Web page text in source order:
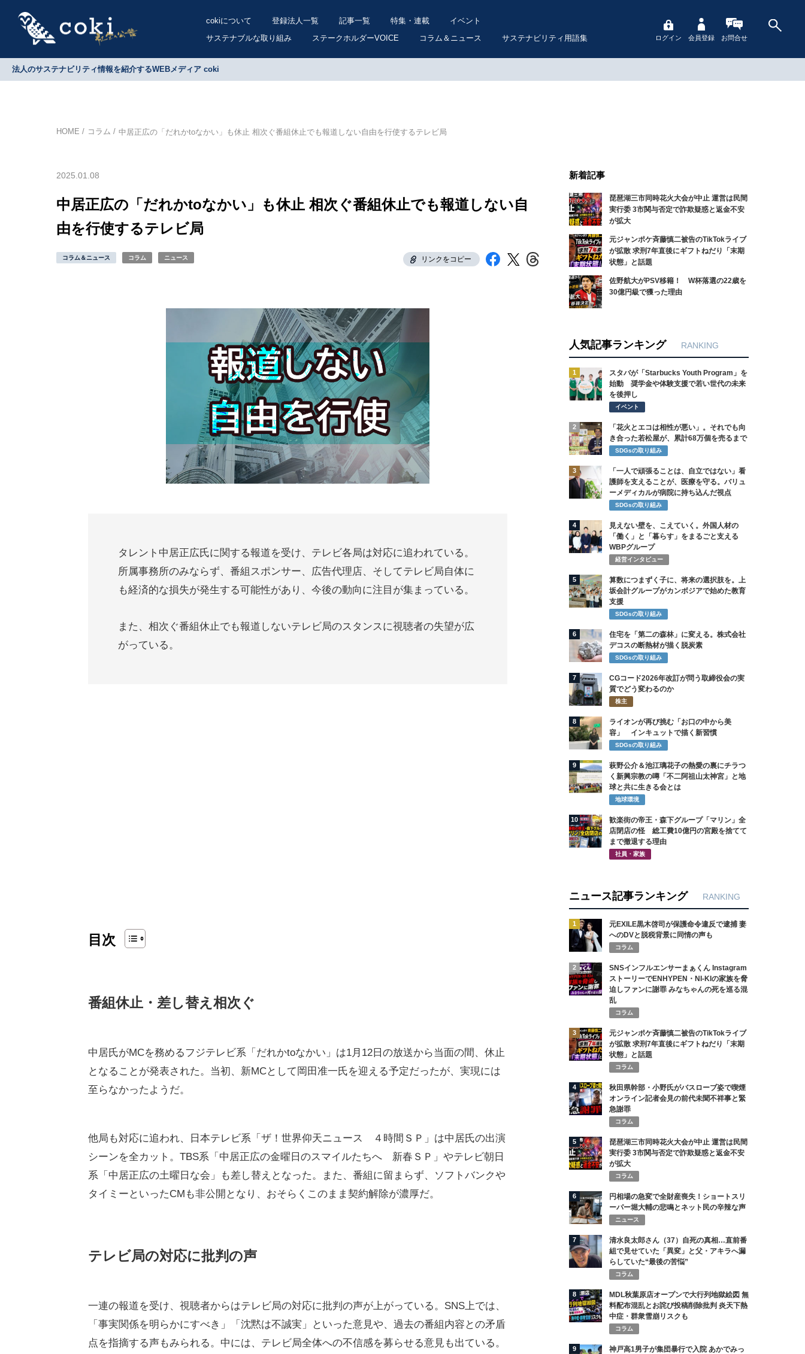
cokiについて 登録法人一覧 記事一覧 特集・連載
イベント
サステナブルな取り組み
ステークホルダーVOICE コラム＆ニュース サステナビリティ用語集 ログイン 会員登録 お問合せ
法人のサステナビリティ情報を紹介するWEBメディア coki
HOME コラム 中居正広の「だれかtoなかい」も休止 相次ぐ番組休止でも報道しない自由を行使するテレビ局
2025.01.08
中居正広の「だれかtoなかい」も休止 相次ぐ番組休止でも報道しない自
由を行使するテレビ局
コラム＆ニュース コラム ニュース リンクをコピー
タレント中居正広氏に関する報道を受け、テレビ各局は対応に追われている。
所属事務所のみならず、番組スポンサー、広告代理店、そしてテレビ局自体に
も経済的な損失が発生する可能性があり、今後の動向に注目が集まっている。
また、相次ぐ番組休止でも報道しないテレビ局のスタンスに視聴者の失望が広
がっている。
目次
番組休止・差し替え相次ぐ
中居氏がMCを務めるフジテレビ系「だれかtoなかい」は1月12日の放送から当面の間、休止
となることが発表された。当初、新MCとして岡田准一氏を迎える予定だったが、実現には
至らなかったようだ。
他局も対応に追われ、日本テレビ系「ザ！世界仰天ニュース ４時間ＳＰ」は中居氏の出演
シーンを全カット。TBS系「中居正広の金曜日のスマイルたちへ 新春ＳＰ」やテレビ朝日
系「中居正広の土曜日な会」も差し替えとなった。また、番組に留まらず、ソフトバンクや
タイミーといったCMも非公開となり、おそらくこのまま契約解除が濃厚だ。
テレビ局の対応に批判の声
一連の報道を受け、視聴者からはテレビ局の対応に批判の声が上がっている。SNS上では、
「事実関係を明らかにすべき」「沈黙は不誠実」といった意見や、過去の番組内容との矛盾
点を指摘する声もみられる。中には、テレビ局全体への不信感を募らせる意見も出ている。
新着記事
琵琶湖三市同時花火大会が中止 運営は民間
実行委 3市関与否定で詐欺疑惑と返金不安
が拡大
元ジャンポケ斉藤慎二被告のTikTokライブ
が拡散 求刑7年直後にギフトねだり「末期
状態」と話題
佐野航大がPSV移籍！ W杯落選の22歳を
30億円級で獲った理由
人気記事ランキング RANKING
1
スタバが「Starbucks Youth Program」を
始動 奨学金や体験支援で若い世代の未来
を後押し
イベント
2
「花火とエコは相性が悪い」。それでも向
き合った若松屋が、累計68万個を売るまで
SDGsの取り組み
3
「一人で頑張ることは、自立ではない」看
護師を支えることが、医療を守る。バリュ
ーメディカルが病院に持ち込んだ視点
SDGsの取り組み
4
見えない壁を、こえていく。外国人材の
「働く」と「暮らす」をまるごと支える
WBPグループ
経営インタビュー
5
算数につまずく子に、将来の選択肢を。上
坂会計グループがカンボジアで始めた教育
支援
SDGsの取り組み
6
住宅を「第二の森林」に変える。株式会社
デコスの断熱材が描く脱炭素
SDGsの取り組み
7
CGコード2026年改訂が問う取締役会の実
質でどう変わるのか
株主
8
ライオンが再び挑む「お口の中から美
容」 インキュットで描く新習慣
SDGsの取り組み
9
萩野公介＆池江璃花子の熱愛の裏にチラつ
く新興宗教の噂「不二阿祖山太神宮」と地
球と共に生きる会とは
地球環境
10
歓楽街の帝王・森下グループ「マリン」全
店閉店の怪 総工費10億円の宮殿を捨てて
まで撤退する理由
社員・家族
ニュース記事ランキング RANKING
1
元EXILE黒木啓司が保護命令違反で逮捕 妻
へのDVと脱税背景に同情の声も
コラム
2
SNSインフルエンサーまぁくん Instagram
ストーリーでENHYPEN・NI-KIの家族を脅
迫しファンに謝罪 みなちゃんの死を巡る混
乱
コラム
3
元ジャンポケ斉藤慎二被告のTikTokライブ
が拡散 求刑7年直後にギフトねだり「末期
状態」と話題
コラム
4
秋田県幹部・小野氏がバスローブ姿で喫煙
オンライン記者会見の前代未聞不祥事と緊
急謝罪
コラム
5
琵琶湖三市同時花火大会が中止 運営は民間
実行委 3市関与否定で詐欺疑惑と返金不安
が拡大
コラム
6
円相場の急変で全財産喪失！ショートスリ
ーパー堀大輔の悲鳴とネット民の辛辣な声
ニュース
7
清水良太郎さん（37）自死の真相…直前番
組で見せていた「異変」と父・アキラへ漏
らしていた“最後の苦悩”
コラム
8
MDL秋葉原店オープンで大行列地獄絵図 無
料配布混乱とお詫び投稿削除批判 炎天下熱
中症・群衆雪崩リスクも
コラム
9
神戸高1男子が集団暴行で入院 あかでみっ